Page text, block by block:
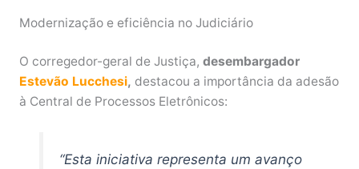
Modernização e eficiência no Judiciário
O corregedor-geral de Justiça, desembargador
Estevão Lucchesi, destacou a importância da adesão
à Central de Processos Eletrônicos:
“Esta iniciativa representa um avanço